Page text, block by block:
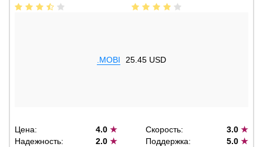
.MOBI 25.45 USD
Цена: 4.0★ Скорость: 3.0 ★
Надежность:
2.0★ Поддержка: 5.0 ★